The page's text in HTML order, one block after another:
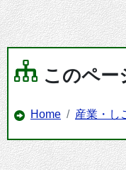
このペー
Home 産業・し